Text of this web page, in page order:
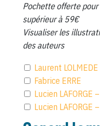
Pochette offerte
supérieur à 59€
Visualiser les
des auteurs
Laurent LOLMEDE
Fabrice ERRE
Lucien LAFORGE –
Lucien LAFORGE